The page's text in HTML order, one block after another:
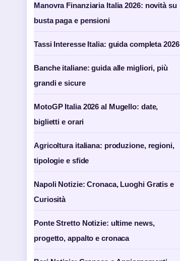
Manovra Finanziaria Italia 2026: novità su
busta paga e pensioni
Tassi Interesse Italia: guida completa 2026
Banche italiane: guida alle migliori, più
grandi e sicure
MotoGP Italia 2026 al Mugello: date,
biglietti e orari
Agricoltura italiana: produzione, regioni,
tipologie e sfide
Napoli Notizie: Cronaca, Luoghi Gratis e
Curiosità
Ponte Stretto Notizie: ultime news,
progetto, appalto e cronaca